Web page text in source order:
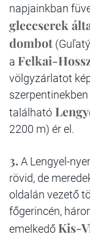
napjainkban
gleccserek
dombot
a Felkai-
völgyzárlatot
található
2200 m) ér el.
3.A Lengyel-
rövid, de
oldalán vezető
főgerincén,
emelkedő Kis-